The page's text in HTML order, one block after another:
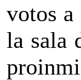
votos
la sala